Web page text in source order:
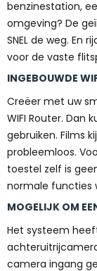
benzinestation,
omgeving? De
SNEL de weg. En
voor de vaste
INGEBOUWDE
Creëer met uw
WIFI Router. Dan
gebruiken. Films
probleemloos.
toestel zelf is
normale functies
MOGELIJK OM
Het systeem
camera ingang